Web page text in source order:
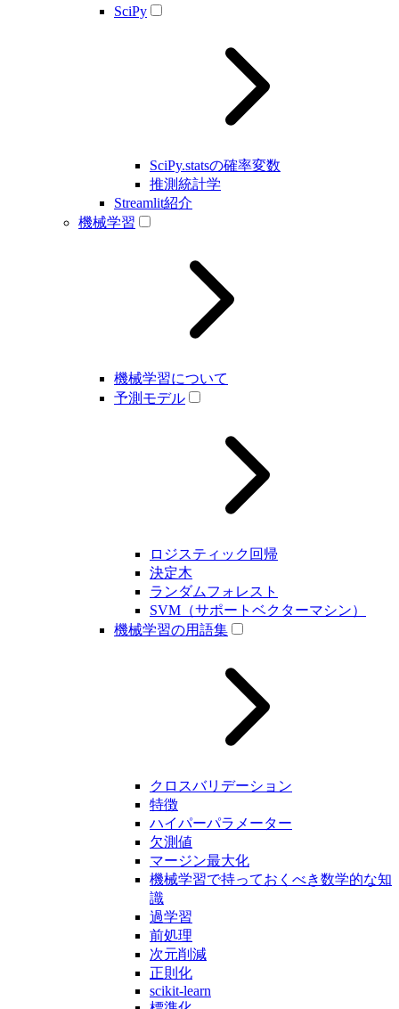
SciPy
SciPy.statsの確率変数
推測統計学
Streamlit紹介
機械学習
機械学習について
予測モデル
ロジスティック回帰
決定木
ランダムフォレスト
SVM（サポートベクターマシン）
機械学習の用語集
クロスバリデーション
特徴
ハイパーパラメーター
欠測値
マージン最大化
機械学習で持っておくべき数学的な知
識
過学習
前処理
次元削減
正則化
scikit-learn